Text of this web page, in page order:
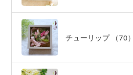
チューリップ （70）